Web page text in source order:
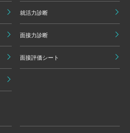
就活力診断
面接力診断
面接評価シート